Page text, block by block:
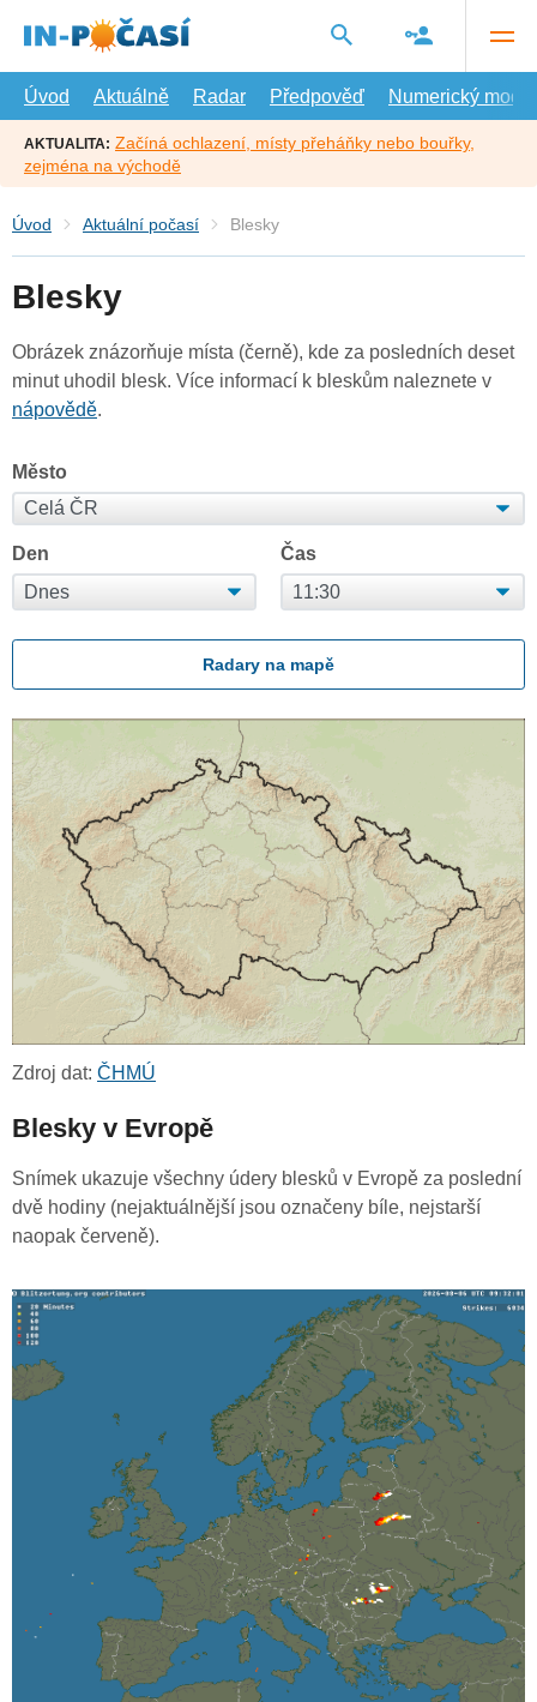
hlavní
Úvod
Aktuálně Radar Předpověď Numerický model
AKTUALITA: Začíná ochlazení, místy přeháňky nebo bouřky,
zejména na východě
Úvod Aktuální počasí Blesky
Blesky
Obrázek znázorňuje místa (černě), kde za posledních deset
minut uhodil blesk. Více informací k bleskům naleznete v
nápovědě.
Město
Den Čas
Radary na mapě
Zdroj dat: ČHMÚ
Blesky v Evropě
Snímek ukazuje všechny údery blesků v Evropě za poslední
dvě hodiny (nejaktuálnější jsou označeny bíle, nejstarší
naopak červeně).